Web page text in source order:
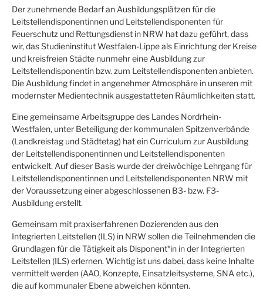
Der zunehmende Bedarf an Ausbildungsplätzen für die
Leitstellendisponentinnen und Leitstellendisponenten für
Feuerschutz und Rettungsdienst in NRW hat dazu geführt, dass
wir, das Studieninstitut Westfalen-Lippe als Einrichtung der Kreise
und kreisfreien Städte nunmehr eine Ausbildung zur
Leitstellendisponentin bzw. zum Leitstellendisponenten anbieten.
Die Ausbildung findet in angenehmer Atmosphäre in unseren mit
modernster Medientechnik ausgestatteten Räumlichkeiten statt.
Eine gemeinsame Arbeitsgruppe des Landes Nordrhein-
Westfalen, unter Beteiligung der kommunalen Spitzenverbände
(Landkreistag und Städtetag) hat ein Curriculum zur Ausbildung
der Leitstellendisponentinnen und Leitstellendisponenten
entwickelt. Auf dieser Basis wurde der dreiwöchige Lehrgang für
Leitstellendisponentinnen und Leitstellendisponenten NRW mit
der Voraussetzung einer abgeschlossenen B3- bzw. F3-
Ausbildung erstellt.
Gemeinsam mit praxiserfahrenen Dozierenden aus den
Integrierten Leitstellen (ILS) in NRW sollen die Teilnehmenden die
Grundlagen für die Tätigkeit als Disponent*in in der Integrierten
Leitstellen (ILS) erlernen. Wichtig ist uns dabei, dass keine Inhalte
vermittelt werden (AAO, Konzepte, Einsatzleitsysteme, SNA etc.),
die auf kommunaler Ebene abweichen könnten.